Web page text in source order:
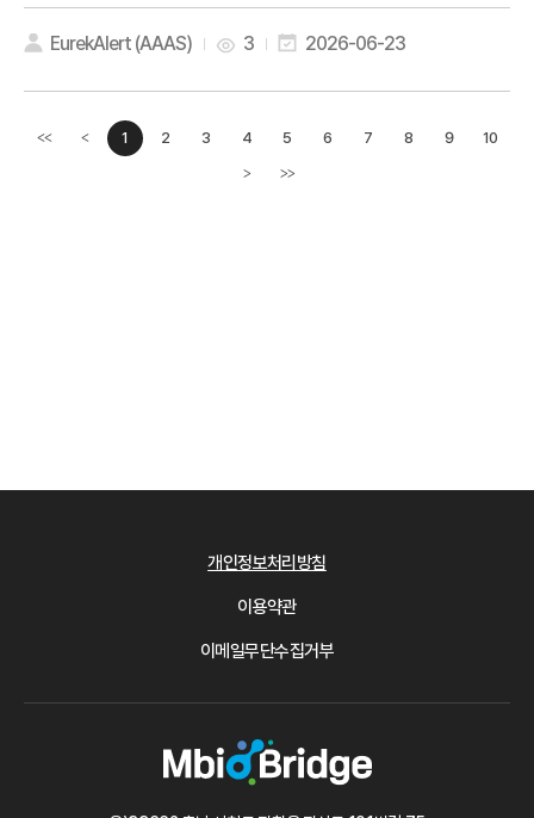
ncer therapies faster
EurekAlert (AAAS) 3 2026-06-23
<< <이전페이지
1 2 3 4 5 6 7 8 9 10
>다음페이지
>>
개인정보처리방침
이용약관
이메일무단수집거부